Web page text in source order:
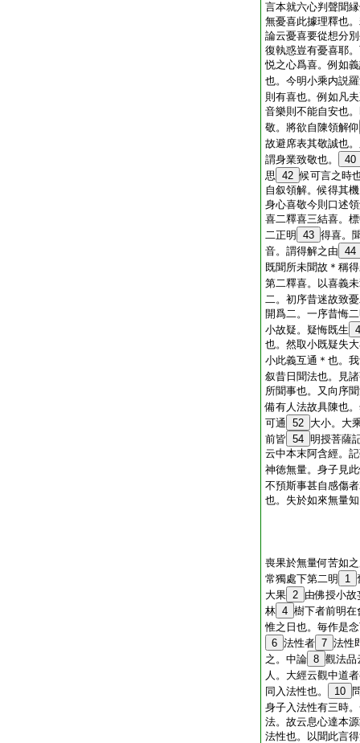
言本就六心判聲聞
無憂喜此據理釋也
論云憂喜要從想分
復執惑豈有憂喜耶
悦之心爲喜。例如
也。今明小乘内説
則有喜也。例如凡
音樂則不能自安也
敬。將欲自陳領解仰
故避席表其敬誠也
謂身業致敬也。
40
思 42 候可言之時
自叙領解。候得其
身心喜敬今則口述
喜二釋喜三結喜。
二正明
43 得喜。
音。謂得解之由 44
既聞所未聞故＊稱
第二釋喜。以喜義
二。初序昔迷故致
開爲二。一序昔悔
小故疑。疑悔既生
也。然取小既疑失
小此義互通＊也。
叙昔日聞法也。見
所聞事也。又向序
備有人法故具陳也
可通 52 大小。大
前皆 54 明授菩薩
云中本末阿含經。
神徳無量。身子見
不預斯事甚自感傷
也。失於如來無量
喪果於無量何苦如
常獨處下第二明
1
大果 2 由佛授小故
林 4 樹下者前明在
惟之日也。毎作是
6 法性者 7 法性
之。中論 8 觀法品
人。大經云觀中道
同入法性也。
10
身子入法性有三時
法。故云息心達本
法性也。以聞此言